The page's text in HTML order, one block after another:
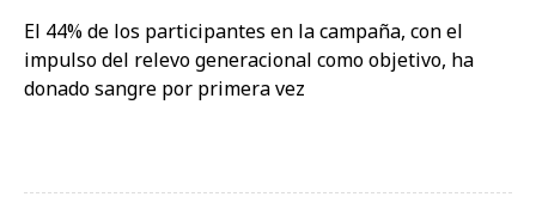
El 44% de los participantes en la campaña, con el
impulso del relevo generacional como objetivo, ha
donado sangre por primera vez